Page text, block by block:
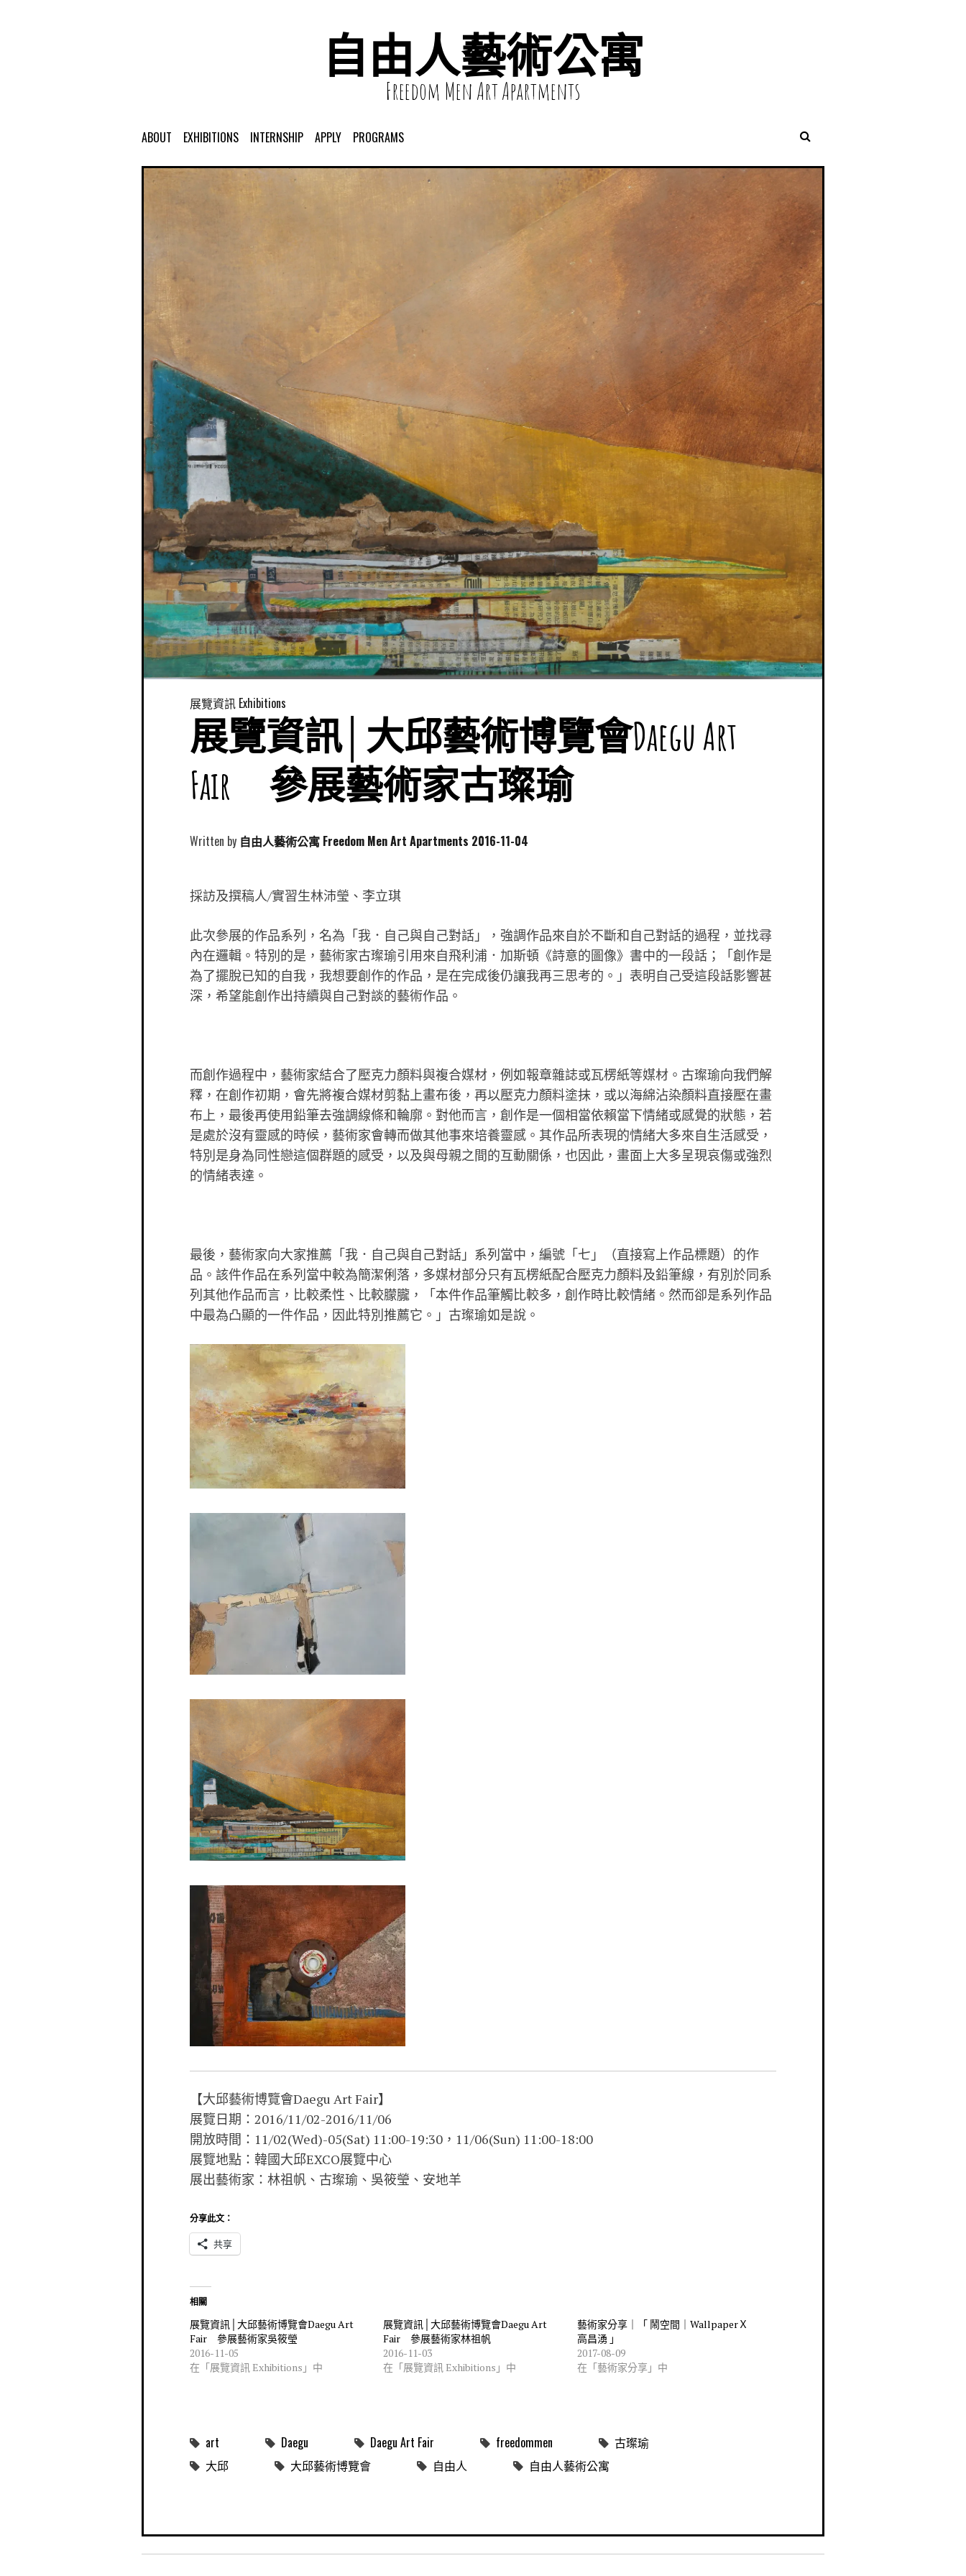
自由人藝術公寓
Freedom Men Art Apartments
ABOUT EXHIBITIONS INTERNSHIP APPLY PROGRAMS
展覽資訊 Exhibitions
展覽資訊│大邱藝術博覽會Daegu Art
Fair 參展藝術家古璨瑜
Written by 自由人藝術公寓 Freedom Men Art Apartments 2016-11-04
採訪及撰稿人/實習生林沛瑩、李立琪
此次參展的作品系列，名為「我．自己與自己對話」，強調作品來自於不斷和自己對話的過程，並找尋
內在邏輯。特別的是，藝術家古璨瑜引用來自飛利浦．加斯頓《詩意的圖像》書中的一段話；「創作是
為了擺脫已知的自我，我想要創作的作品，是在完成後仍讓我再三思考的。」表明自己受這段話影響甚
深，希望能創作出持續與自己對談的藝術作品。
而創作過程中，藝術家結合了壓克力顏料與複合媒材，例如報章雜誌或瓦楞紙等媒材。古璨瑜向我們解
釋，在創作初期，會先將複合媒材剪黏上畫布後，再以壓克力顏料塗抹，或以海綿沾染顏料直接壓在畫
布上，最後再使用鉛筆去強調線條和輪廓。對他而言，創作是一個相當依賴當下情緒或感覺的狀態，若
是處於沒有靈感的時候，藝術家會轉而做其他事來培養靈感。其作品所表現的情緒大多來自生活感受，
特別是身為同性戀這個群題的感受，以及與母親之間的互動關係，也因此，畫面上大多呈現哀傷或強烈
的情緒表達。
最後，藝術家向大家推薦「我．自己與自己對話」系列當中，編號「七」（直接寫上作品標題）的作
品。該件作品在系列當中較為簡潔俐落，多媒材部分只有瓦楞紙配合壓克力顏料及鉛筆線，有別於同系
列其他作品而言，比較柔性、比較朦朧，「本件作品筆觸比較多，創作時比較情緒。然而卻是系列作品
中最為凸顯的一件作品，因此特別推薦它。」古璨瑜如是說。
【大邱藝術博覽會Daegu Art Fair】
展覽日期：2016/11/02-2016/11/06
開放時間：11/02(Wed)-05(Sat) 11:00-19:30，11/06(Sun) 11:00-18:00
展覽地點：韓國大邱EXCO展覽中心
展出藝術家：林祖帆、古璨瑜、吳筱瑩、安地羊
分享此文：
共享
相關
展覽資訊│大邱藝術博覽會Daegu Art
Fair 參展藝術家吳筱瑩
2016-11-05
在「展覽資訊 Exhibitions」中
展覽資訊│大邱藝術博覽會Daegu Art
Fair 參展藝術家林祖帆
2016-11-03
在「展覽資訊 Exhibitions」中
藝術家分享｜「 鬧空間｜WallpaperＸ
高昌湧 」
2017-08-09
在「藝術家分享」中
art Daegu Daegu Art Fair freedommen
古璨瑜
大邱
大邱藝術博覽會 自由人 自由人藝術公寓